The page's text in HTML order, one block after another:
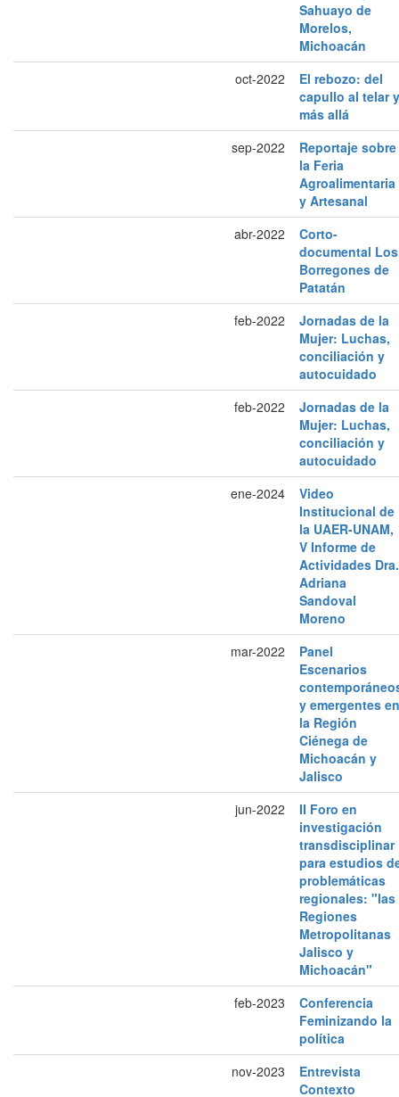
Sahuayo de
Morelos,
Michoacán
oct-2022
El rebozo: del
capullo al telar y
más allá
sep-2022
Reportaje sobre
la Feria
Agroalimentaria
y Artesanal
abr-2022
Corto-
documental Los
Borregones de
Patatán
feb-2022
Jornadas de la
Mujer: Luchas,
conciliación y
autocuidado
feb-2022
Jornadas de la
Mujer: Luchas,
conciliación y
autocuidado
ene-2024
Video
Institucional de
la UAER-UNAM,
V Informe de
Actividades Dra.
Adriana
Sandoval
Moreno
mar-2022
Panel
Escenarios
y emergentes en
la Región
Ciénega de
Michoacán y
Jalisco
jun-2022
II Foro en
investigación
transdisciplinar
para estudios
problemáticas
regionales: "las
Regiones
Metropolitanas
Jalisco y
Michoacán"
feb-2023
Conferencia
Feminizando la
política
nov-2023
Entrevista
Contexto